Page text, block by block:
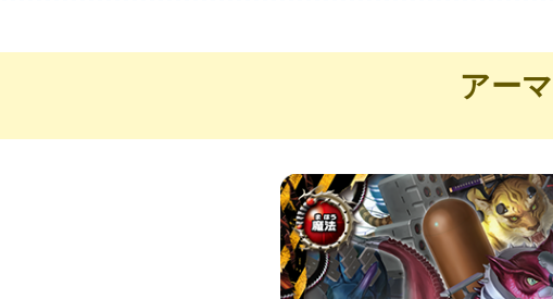
アー